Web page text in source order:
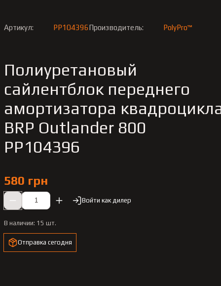
Артикул: PP104396Производитель: PolyPro™
Полиуретановый
сайлентблок переднего
амортизатора
BRP Outlander 800
PP104396
580 грн
Войти как дилер
В наличии: 15 шт.
Отправка сегодня